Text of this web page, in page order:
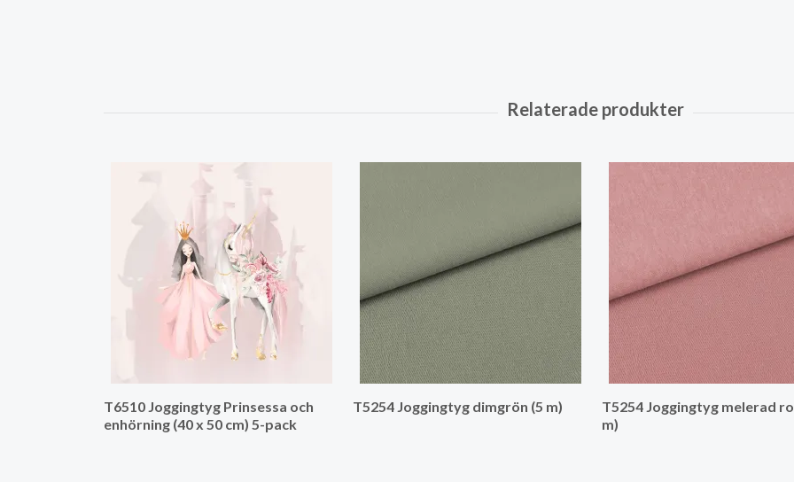
T6510 Joggingtyg Prinsessa och
enhörning (40 x 50 cm) 5-pack
T5254 Joggingtyg dimgrön (5 m)
T5254 Joggingtyg melerad
m)